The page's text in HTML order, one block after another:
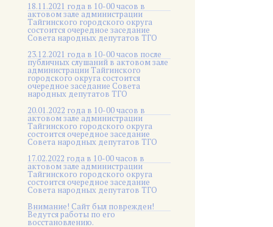
18.11.2021 года в 10-00 часов в
актовом зале администрации
Тайгинского городского округа
состоится очередное заседание
Совета народных депутатов ТГО
23.12.2021 года в 10-00 часов после
публичных слушаний в актовом зале
администрации Тайгинского
городского округа состоится
очередное заседание Совета
народных депутатов ТГО
20.01.2022 года в 10-00 часов в
актовом зале администрации
Тайгинского городского округа
состоится очередное заседание
Совета народных депутатов ТГО
17.02.2022 года в 10-00 часов в
актовом зале администрации
Тайгинского городского округа
состоится очередное заседание
Совета народных депутатов ТГО
Внимание! Сайт был поврежден!
Ведутся работы по его
восстановлению.